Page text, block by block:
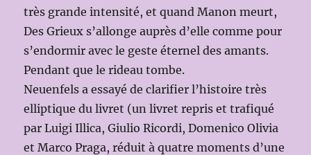
très grande intensité, et quand Manon meurt,
Des Grieux s’allonge auprès d’elle comme pour
s’endormir avec le geste éternel des amants.
Pendant que le rideau tombe.
Neuenfels a essayé de clarifier l’histoire très
elliptique du livret (un livret repris et trafiqué
par Luigi Illica, Giulio Ricordi, Domenico Olivia
et Marco Praga, réduit à quatre moments d’une